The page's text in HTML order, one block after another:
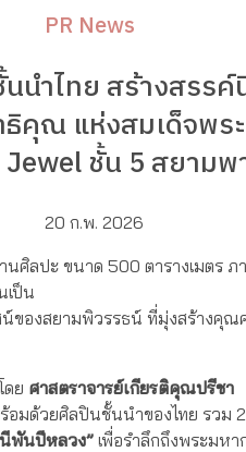
PR News
ำไทย สร้างสรร
คุณ แห่งสมเด็จพร
ชั้น 5 สยามพ
20 ก.พ. 2026
ศิลปะ ขนาด 500 ตารางเมตร
เป็น
องสยามพิวรรธน์ ที่มุ่งสร้างคุณ
ดย ศาสตราจารย์เกียรติคุณปรีชา
มด้วยศิลปินชั้นนำของไทย รวม
พันปีหลวง” เพื่อรำลึกถึงพระมห